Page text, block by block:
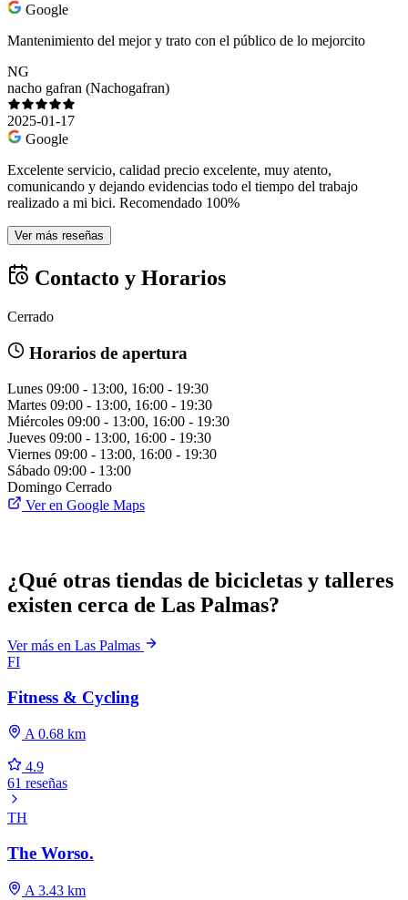
Google
Mantenimiento del mejor y trato con el público de lo mejorcito
NG
nacho gafran (Nachogafran)
2025-01-17
Google
Excelente servicio, calidad precio excelente, muy atento,
comunicando y dejando evidencias todo el tiempo del trabajo
realizado a mi bici. Recomendado 100%
Ver más reseñas
Contacto y Horarios
Cerrado
Horarios de apertura
Lunes 09:00 - 13:00, 16:00 - 19:30
Martes 09:00 - 13:00, 16:00 - 19:30
Miércoles 09:00 - 13:00, 16:00 - 19:30
Jueves 09:00 - 13:00, 16:00 - 19:30
Viernes 09:00 - 13:00, 16:00 - 19:30
Sábado 09:00 - 13:00
Domingo Cerrado
Ver en Google Maps
¿Qué otras tiendas de bicicletas y talleres
existen cerca de Las Palmas?
Ver más en Las Palmas
FI
Fitness & Cycling
A 0.68 km
4.9
61 reseñas
TH
The Worso.
A 3.43 km